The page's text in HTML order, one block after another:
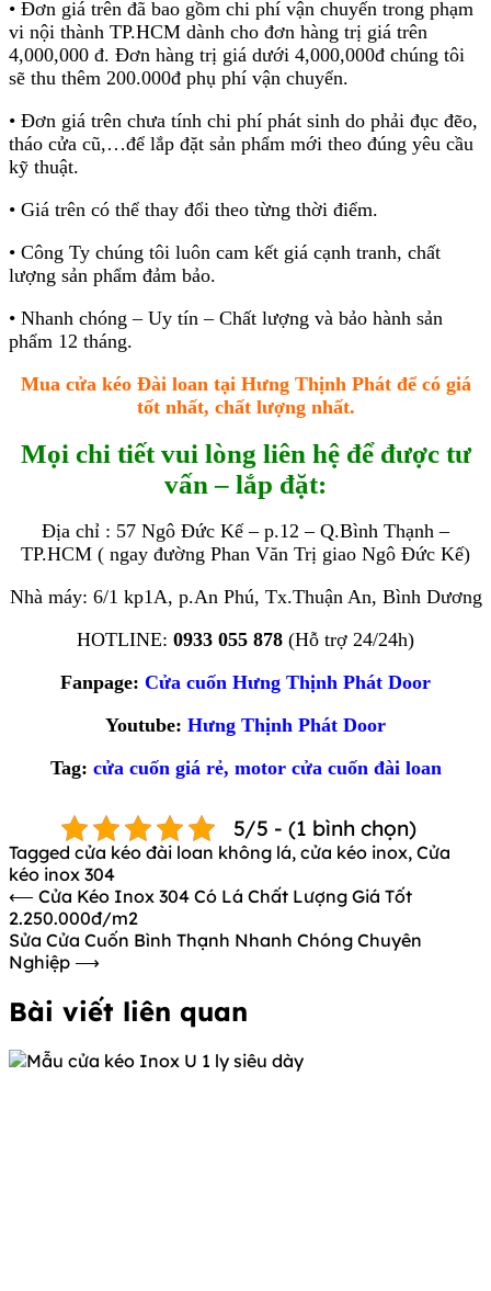
• Đơn giá trên đã bao gồm chi phí vận chuyến trong phạm
vi nội thành TP.HCM dành cho đơn hàng trị giá trên
4,000,000 đ. Đơn hàng trị giá dưới 4,000,000đ chúng tôi
sẽ thu thêm 200.000đ phụ phí vận chuyển.
• Đơn giá trên chưa tính chi phí phát sinh do phải đục đẽo,
tháo cửa cũ,…để lắp đặt sản phẩm mới theo đúng yêu cầu
kỹ thuật.
• Giá trên có thể thay đổi theo từng thời điểm.
• Công Ty chúng tôi luôn cam kết giá cạnh tranh, chất
lượng sản phẩm đảm bảo.
• Nhanh chóng – Uy tín – Chất lượng và bảo hành sản
phẩm 12 tháng.
Mua cửa kéo Đài loan tại Hưng Thịnh Phát để có giá
tốt nhất, chất lượng nhất.
Mọi chi tiết vui lòng liên hệ để được tư
vấn – lắp đặt:
Địa chỉ : 57 Ngô Đức Kế – p.12 – Q.Bình Thạnh –
TP.HCM ( ngay đường Phan Văn Trị giao Ngô Đức Kế)
Nhà máy: 6/1 kp1A, p.An Phú, Tx.Thuận An, Bình Dương
HOTLINE: 0933 055 878 (Hỗ trợ 24/24h)
Fanpage: Cửa cuốn Hưng Thịnh Phát Door
Youtube: Hưng Thịnh Phát Door
Tag: cửa cuốn giá rẻ, motor cửa cuốn đài loan
5/5 - (1 bình chọn)
Tagged cửa kéo đài loan không lá, cửa kéo inox, Cửa
kéo inox 304
Điều
hướng
bài
viết
⟵ Cửa Kéo Inox 304 Có Lá Chất Lượng Giá Tốt
2.250.000đ/m2
Sửa Cửa Cuốn Bình Thạnh Nhanh Chóng Chuyên
Nghiệp ⟶
Bài viết liên quan